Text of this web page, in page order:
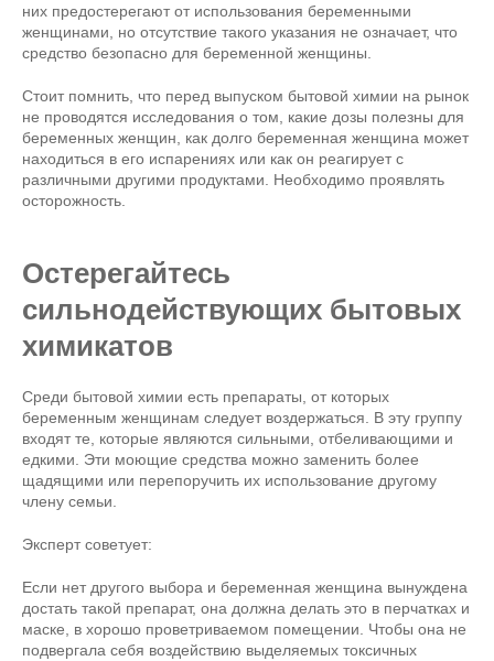
них предостерегают от использования беременными
женщинами, но отсутствие такого указания не означает, что
средство безопасно для беременной женщины.
Стоит помнить, что перед выпуском бытовой химии на рынок
не проводятся исследования о том, какие дозы полезны для
беременных женщин, как долго беременная женщина может
находиться в его испарениях или как он реагирует с
различными другими продуктами. Необходимо проявлять
осторожность.
Остерегайтесь
сильнодействующих бытовых
химикатов
Среди бытовой химии есть препараты, от которых
беременным женщинам следует воздержаться. В эту группу
входят те, которые являются сильными, отбеливающими и
едкими. Эти моющие средства можно заменить более
щадящими или перепоручить их использование другому
члену семьи.
Эксперт советует:
Если нет другого выбора и беременная женщина вынуждена
достать такой препарат, она должна делать это в перчатках и
маске, в хорошо проветриваемом помещении. Чтобы она не
подвергала себя воздействию выделяемых токсичных